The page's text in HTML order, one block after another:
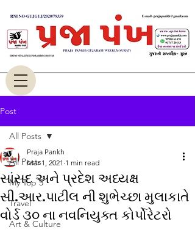
Post
All Posts
My Top 5
Travel
Art & Culture
All Posts
સાંસદ અને પ્રદેશ અધ્યક્ષ
સી.આર.પાટીલ ની શુભેચ્છા મુલાકાતે
વોર્ડ ૩૦ ના નવનિયુક્ત કોર્પોરેટરો
Praja Pankh
Mar 1, 2021 1 min read